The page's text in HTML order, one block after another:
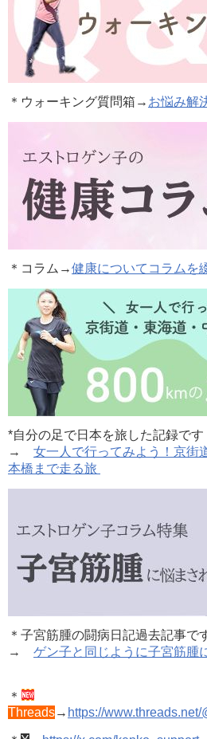
＊ウォーキング質問箱→ お悩み解
＊コラム →健康についてコラムを
*自分の足で日本を旅した記録です
→ 女一人で行ってみよう！京街
本橋まで走る旅
＊子宮筋腫の闘病日記過去記事で
→ ゲン子と同じように子宮筋腫
＊
Threads→ https://